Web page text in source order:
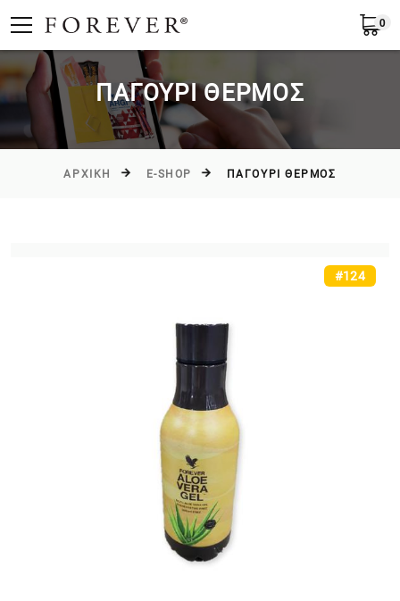
EL Ελλάδα Υποβολή
0
ΠΑΓΟΥΡΙ ΘΕΡΜΟΣ
ΑΡΧΙΚΉ E-SHOP ΠΑΓΟΥΡΙ ΘΕΡΜΟΣ
#124